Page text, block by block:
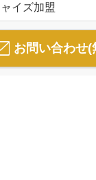
ャイズ加盟
お問い合わせ(